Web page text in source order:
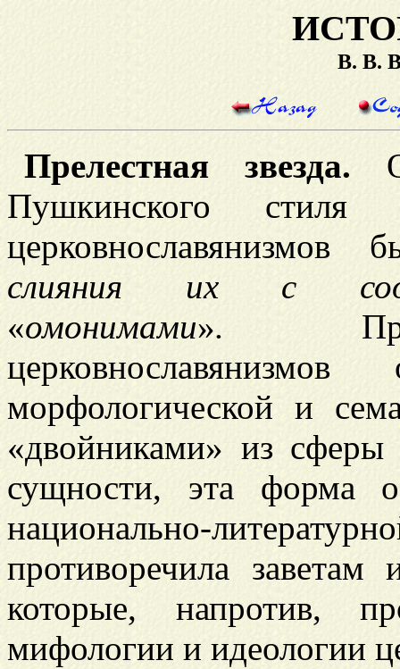
В. В.
Прелестная звезда.
Пушкинского стиля
слияния их с
«омонимами».
церковнославянизмов
морфологической и
«двойниками» из сферы
сущности, эта форма
национально-
противоречила
которые, напротив,
мифологии и идеологии